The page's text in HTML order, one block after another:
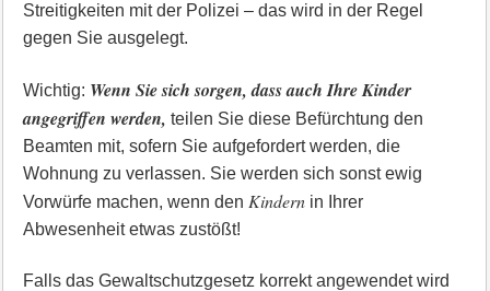
Streitigkeiten mit der Polizei – das wird in der Regel
gegen Sie ausgelegt.
Wichtig: Wenn Sie sich sorgen, dass auch Ihre Kinder
angegriffen werden, teilen Sie diese Befürchtung den
Beamten mit, sofern Sie aufgefordert werden, die
Wohnung zu verlassen. Sie werden sich sonst ewig
Vorwürfe machen, wenn den Kindernin Ihrer
Abwesenheit etwas zustößt!
Falls das Gewaltschutzgesetz korrekt angewendet wird